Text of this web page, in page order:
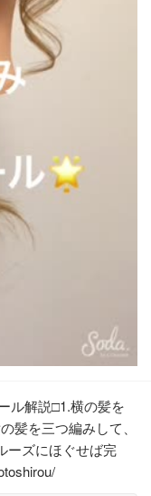
ル解説□1.横の髪を
髪を三つ編みして、
ーズにほぐせば完